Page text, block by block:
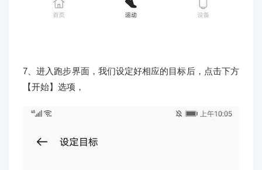
7、进入跑步界面，我们设定好相应的目标后，点击下方
【开始】选项，